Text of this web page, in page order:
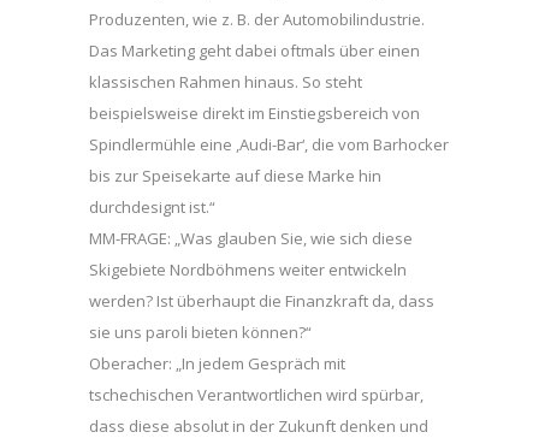
Produzenten, wie z. B. der Automobilindustrie.
Das Marketing geht dabei oftmals über einen
klassischen Rahmen hinaus. So steht
beispielsweise direkt im Einstiegsbereich von
Spindlermühle eine ,Audi-Bar‘, die vom Barhocker
bis zur Speisekarte auf diese Marke hin
durchdesignt ist.“
MM-FRAGE: „Was glauben Sie, wie sich diese
Skigebiete Nordböhmens weiter entwickeln
werden? Ist überhaupt die Finanzkraft da, dass
sie uns paroli bieten können?“
Oberacher: „In jedem Gespräch mit
tschechischen Verantwortlichen wird spürbar,
dass diese absolut in der Zukunft denken und